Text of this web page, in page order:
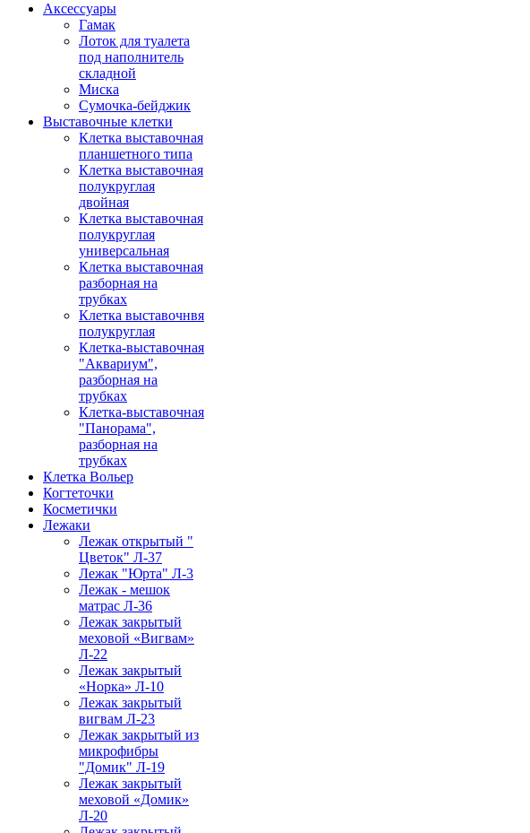
Аксессуары
Гамак
Лоток для туалета
под наполнитель
складной
Миска
Сумочка-бейджик
Выставочные клетки
Клетка выставочная
планшетного типа
Клетка выставочная
полукруглая
двойная
Клетка выставочная
полукруглая
универсальная
Клетка выставочная
разборная на
трубках
Клетка выставочнвя
полукруглая
Клетка-выставочная
"Аквариум",
разборная на
трубках
Клетка-выставочная
"Панорама",
разборная на
трубках
Клетка Вольер
Когтеточки
Косметички
Лежаки
Лежак открытый "
Цветок" Л-37
Лежак "Юрта" Л-3
Лежак - мешок
матрас Л-36
Лежак закрытый
меховой «Вигвам»
Л-22
Лежак закрытый
«Норка» Л-10
Лежак закрытый
вигвам Л-23
Лежак закрытый из
микрофибры
"Домик" Л-19
Лежак закрытый
меховой «Домик»
Л-20